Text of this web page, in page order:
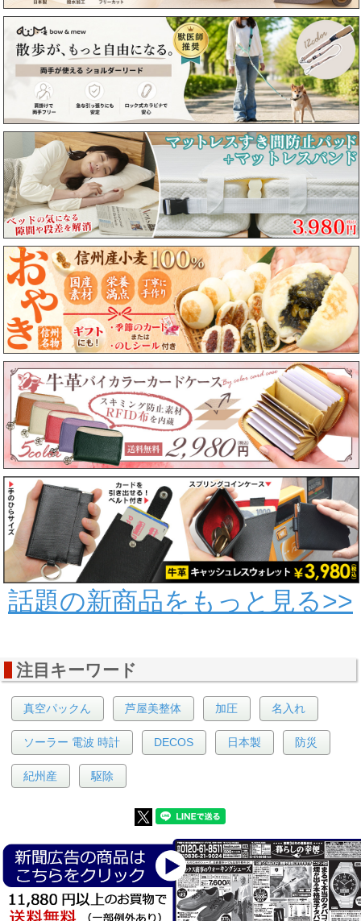
話題の新商品をもっと見る>>
注目キーワード
真空パックん 芦屋美整体 加圧 名入れ
ソーラー 電波 時計 DECOS 日本製 防災
紀州産 駆除